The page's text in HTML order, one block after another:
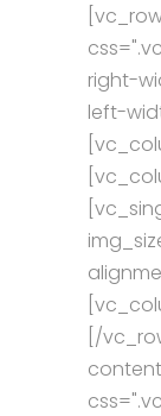
right-
left-
[/